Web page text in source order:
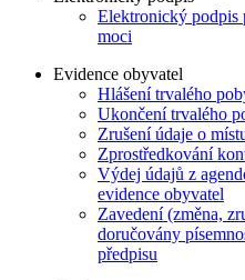
Elektronický podpis
moci
Evidence obyvatel
Hlášení trvalého
Ukončení trvalého
Zrušení údaje o
Zprostředkování
Výdej údajů z
evidence obyvatel
Zavedení (změna,
doručovány
předpisu